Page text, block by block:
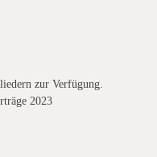
zur Verfügung.
2023